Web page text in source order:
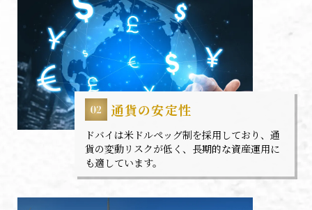
通貨の安定性
ドバイは米ドルペッグ制を採用しており、通
貨の変動リスクが低く、長期的な資産運用に
も適しています。